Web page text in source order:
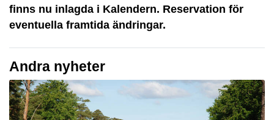
finns nu inlagda i Kalendern. Reservation för
eventuella framtida ändringar.
Andra nyheter